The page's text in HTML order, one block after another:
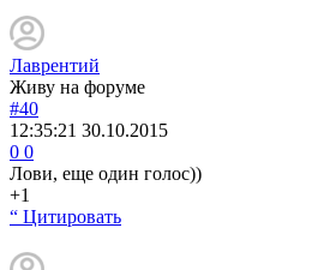
Лаврентий
Живу на форуме
#40
12:35:21 30.10.2015
0 0
Лови, еще один голос))
+1
“ Цитировать